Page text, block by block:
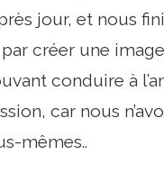
jour, et nous
créer une image
conduire à
car nous
mêmes..